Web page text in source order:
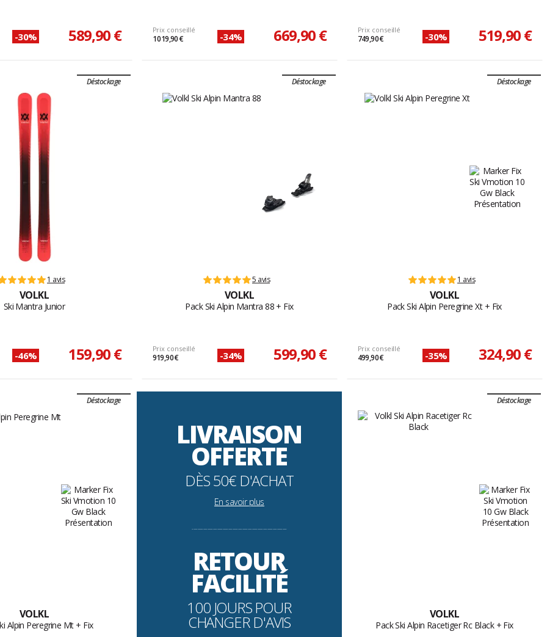
-30% 589,90 € Prix conseillé
1 019,90 € -34% 669,90 € Prix conseillé
749,90 € -30% 519,90 €
Déstockage
1 avis
VOLKL
Ski Mantra Junior
-46% 159,90 €
Déstockage
5 avis
VOLKL
Pack Ski Alpin Mantra 88 + Fix
Prix conseillé
919,90 € -34% 599,90 €
Déstockage
1 avis
VOLKL
Pack Ski Alpin Peregrine Xt + Fix
Prix conseillé
499,90 € -35% 324,90 €
Déstockage
VOLKL
Alpin Peregrine Mt + Fix
LIVRAISON
OFFERTE
DÈS 50€ D'ACHAT
En savoir plus
--------------------------------------------------------------------
RETOUR
FACILITÉ
100 JOURS POUR
CHANGER D'AVIS
Déstockage
VOLKL
Pack Ski Alpin Racetiger Rc Black + Fix